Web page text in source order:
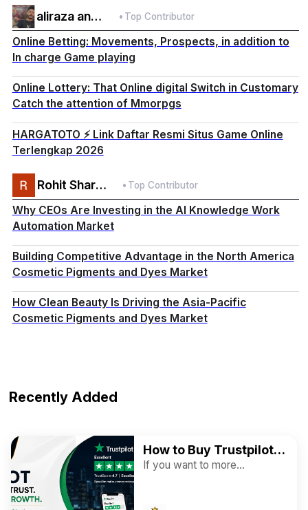
aliraza ansar • Top Contributor
Online Betting: Movements, Prospects, in addition to
In charge Game playing
Online Lottery: That Online digital Switch in Customary
Catch the attention of Mmorpgs
HARGATOTO ⚡️ Link Daftar Resmi Situs Game Online
Terlengkap 2026
Rohit Sharma • Top Contributor
Why CEOs Are Investing in the AI Knowledge Work
Automation Market
Building Competitive Advantage in the North America
Cosmetic Pigments and Dyes Market
How Clean Beauty Is Driving the Asia-Pacific
Cosmetic Pigments and Dyes Market
Recently Added
How to Buy Trustpilot
Reviews for Ratings
If you want to more